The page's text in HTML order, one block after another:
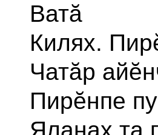
Ватă
Килях.
Чатăр
Пирĕнпе